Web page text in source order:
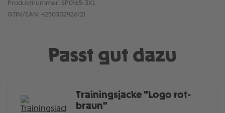
Produktnummer: SP0165-3XL
GTIN/EAN: 4250302426121
Passt gut dazu
Trainingsjacke "Logo rot-
braun"